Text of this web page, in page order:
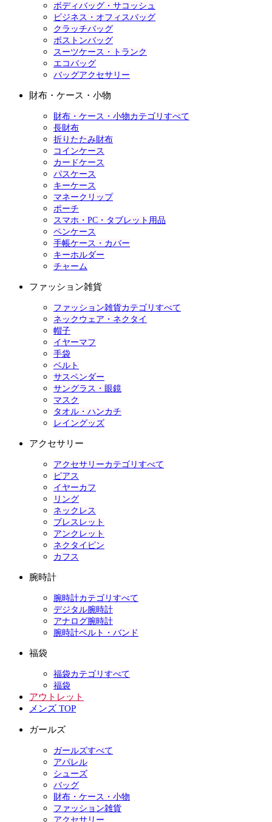
ボディバッグ・サコッシュ
ビジネス・オフィスバッグ
クラッチバッグ
ボストンバッグ
スーツケース・トランク
エコバッグ
バッグアクセサリー
財布・ケース・小物
財布・ケース・小物カテゴリすべて
長財布
折りたたみ財布
コインケース
カードケース
パスケース
キーケース
マネークリップ
ポーチ
スマホ・PC・タブレット用品
ペンケース
手帳ケース・カバー
キーホルダー
チャーム
ファッション雑貨
ファッション雑貨カテゴリすべて
ネックウェア・ネクタイ
帽子
イヤーマフ
手袋
ベルト
サスペンダー
サングラス・眼鏡
マスク
タオル・ハンカチ
レイングッズ
アクセサリー
アクセサリーカテゴリすべて
ピアス
イヤーカフ
リング
ネックレス
ブレスレット
アンクレット
ネクタイピン
カフス
腕時計
腕時計カテゴリすべて
デジタル腕時計
アナログ腕時計
腕時計ベルト・バンド
福袋
福袋カテゴリすべて
福袋
アウトレット
メンズ TOP
ガールズ
ガールズすべて
アパレル
シューズ
バッグ
財布・ケース・小物
ファッション雑貨
アクセサリー